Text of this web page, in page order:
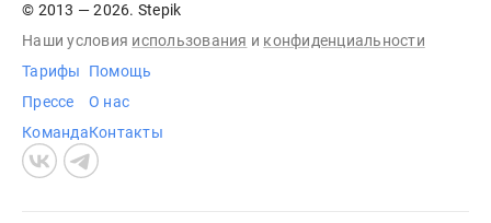
© 2013 — 2026. Stepik
Наши условия использования и конфиденциальности
Тарифы
Прессе
Команда
Помощь
О нас
Контакты